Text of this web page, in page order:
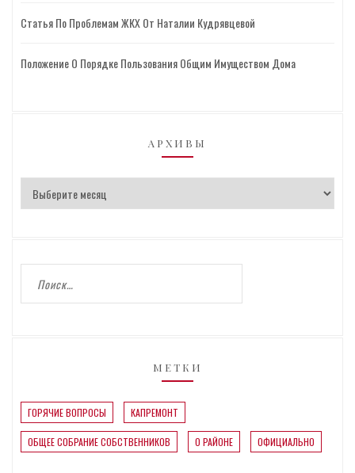
Статья По Проблемам ЖКХ От Наталии Кудрявцевой
Положение О Порядке Пользования Общим Имуществом Дома
АРХИВЫ
МЕТКИ
ГОРЯЧИЕ ВОПРОСЫ КАПРЕМОНТ
ОБЩЕЕ СОБРАНИЕ СОБСТВЕННИКОВ О РАЙОНЕ ОФИЦИАЛЬНО